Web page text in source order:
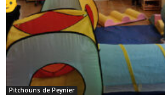
Pitchouns de Peynier